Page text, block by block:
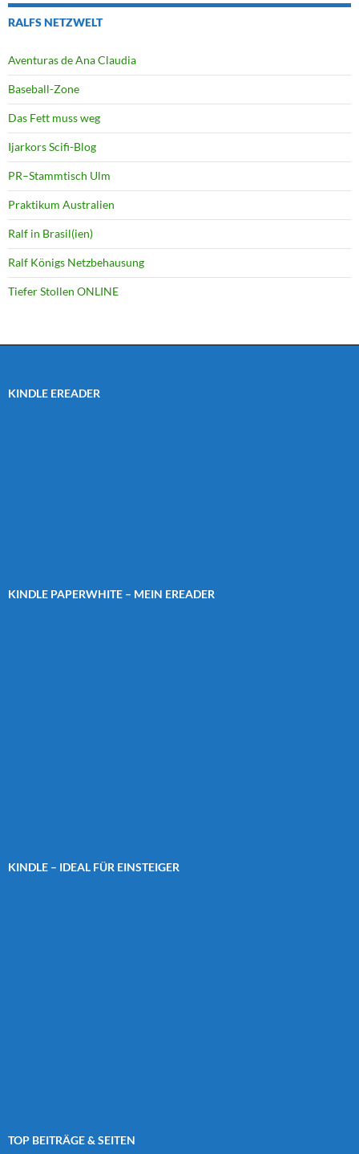
RALFS NETZWELT
Aventuras de Ana Claudia
Baseball-Zone
Das Fett muss weg
Ijarkors Scifi-Blog
PR–Stammtisch Ulm
Praktikum Australien
Ralf in Brasil(ien)
Ralf Königs Netzbehausung
Tiefer Stollen ONLINE
KINDLE EREADER
KINDLE PAPERWHITE – MEIN EREADER
KINDLE – IDEAL FÜR EINSTEIGER
TOP BEITRÄGE & SEITEN